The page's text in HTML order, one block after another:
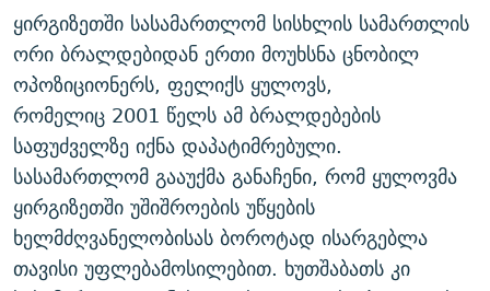
ᲓᲘᲚᲘᲡ ᲡᲐᲣᲑᲠᲔᲑᲘ
ᲛᲝᲚᲐᲞᲐᲠᲐᲙᲔ ᲢᲔᲥᲡᲢᲔᲑᲘ
ᲨᲘᲜ - ᲣᲪᲮᲝᲔᲗᲨᲘ
ᲚᲘᲢᲔᲠᲐᲢᲣᲠᲣᲚᲘ ᲬᲐᲮᲜᲐᲒᲔᲑᲘ
ᲐᲛᲔᲠᲘᲙᲣᲚᲘ ᲛᲝᲗᲮᲠᲝᲑᲐ
ᲘᲛᲞᲔᲠᲘᲐ ᲓᲐ ᲠᲐᲓᲘᲝ
ᲓᲐᲛᲝᲣᲙᲘᲓᲔᲑᲚᲝᲑᲘᲡ 100 ᲬᲔᲚᲘ
ᲩᲔᲛᲘ ᲡᲘᲙᲕᲓᲘᲚᲘᲡ ᲛᲘᲖᲔᲖᲘᲐ COVID-19
11 ᲬᲔᲚᲘ - 11 ᲐᲛᲑᲐᲕᲘ
ᲡᲐᲞᲐᲠᲚᲐᲛᲔᲜᲢᲝ ᲐᲠᲩᲔᲕᲜᲔᲑᲘᲡ ᲘᲡᲢᲝᲠᲘᲐ
ᲑᲐᲕᲨᲕᲔᲑᲘ ᲞᲠᲝᲡᲢᲘᲢᲣᲪᲘᲐᲨᲘ - ᲐᲛᲝᲣᲗᲥᲛᲔᲚᲘ ᲐᲛᲑᲐᲕᲘ
5 ᲐᲛᲑᲐᲕᲘ - 20 ᲘᲕᲜᲘᲡᲡ ᲓᲐᲨᲐᲕᲔᲑᲣᲚᲔᲑᲘ
ᲐᲒᲕᲘᲡᲢᲝᲡ ᲝᲛᲘ
ЭХО КАВКАЗА
ᲒᲐᲛᲝᲘᲬᲔᲠᲔ
რთე/რთ-ის ყველა საიტი
ყირგიზეთში სასამართლომ სისხლის სამართლის
ორი ბრალდებიდან ერთი მოუხსნა ცნობილ
ოპოზიციონერს, ფელიქს ყულოვს,
რომელიც 2001 წელს ამ ბრალდებების
საფუძველზე იქნა დაპატიმრებული.
სასამართლომ გააუქმა განაჩენი, რომ ყულოვმა
ყირგიზეთში უშიშროების უწყების
ხელმძღვანელობისას ბოროტად ისარგებლა
თავისი უფლებამოსილებით. ხუთშაბათს კი